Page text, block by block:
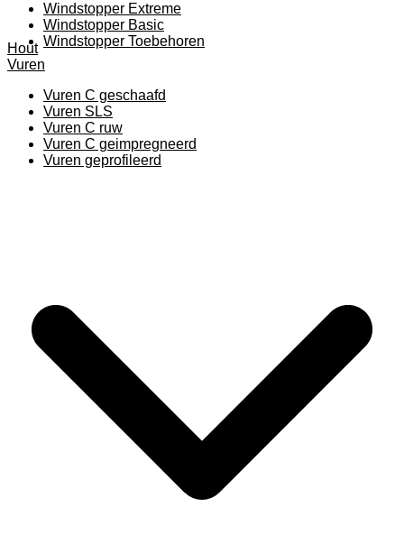
Windstopper Extreme
Windstopper Basic
Windstopper Toebehoren
Hout
Vuren
Vuren C geschaafd
Vuren SLS
Vuren C ruw
Vuren C geimpregneerd
Vuren geprofileerd